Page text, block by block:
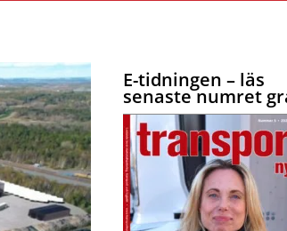
E-tidningen – läs
senaste numret